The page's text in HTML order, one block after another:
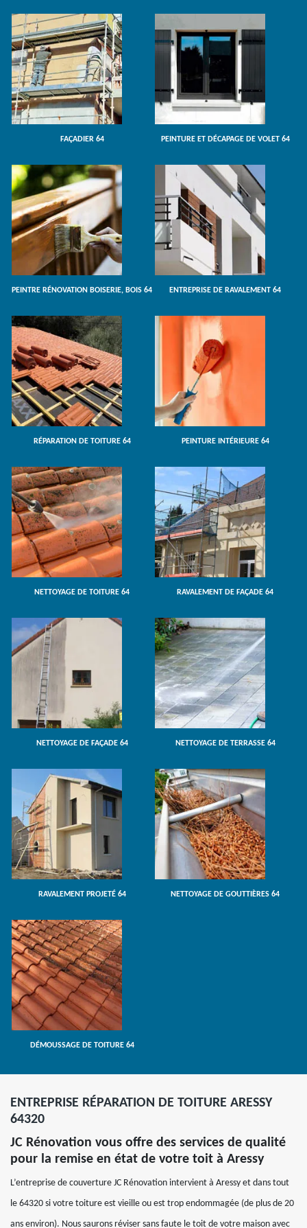
FAÇADIER 64 PEINTURE ET DÉCAPAGE DE VOLET 64
PEINTRE RÉNOVATION BOISERIE, BOIS 64 ENTREPRISE DE RAVALEMENT 64
RÉPARATION DE TOITURE 64 PEINTURE INTÉRIEURE 64
NETTOYAGE DE TOITURE 64 RAVALEMENT DE FAÇADE 64
NETTOYAGE DE FAÇADE 64 NETTOYAGE DE TERRASSE 64
RAVALEMENT PROJETÉ 64 NETTOYAGE DE GOUTTIÈRES 64
DÉMOUSSAGE DE TOITURE 64
ENTREPRISE RÉPARATION DE TOITURE ARESSY
64320
JC Rénovation vous offre des services de qualité
pour la remise en état de votre toit à Aressy
L’entreprise de couverture JC Rénovation intervient à Aressy et dans tout
le 64320 si votre toiture est vieille ou est trop endommagée (de plus de 20
ans environ). Nous saurons réviser sans faute le toit de votre maison avec